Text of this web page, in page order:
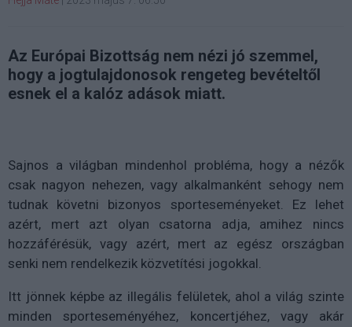
Az Európai Bizottság nem nézi jó szemmel,
hogy a jogtulajdonosok rengeteg bevételtől
esnek el a kalóz adások miatt.
Sajnos a világban mindenhol probléma, hogy a nézők
csak nagyon nehezen, vagy alkalmanként sehogy nem
tudnak követni bizonyos sporteseményeket. Ez lehet
azért, mert azt olyan csatorna adja, amihez nincs
hozzáférésük, vagy azért, mert az egész országban
senki nem rendelkezik közvetítési jogokkal.
Itt jönnek képbe az illegális felületek, ahol a világ szinte
minden sporteseményéhez, koncertjéhez, vagy akár